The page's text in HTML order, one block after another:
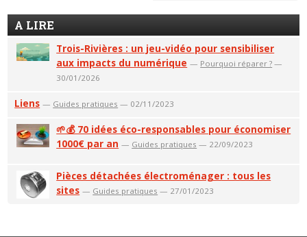
A LIRE
Trois-Rivières : un jeu-vidéo pour sensibiliser
aux impacts du numérique — Pourquoi réparer ? —
30/01/2026
Liens — Guides pratiques — 02/11/2023
🌱💰 70 idées éco-responsables pour économiser
1000€ par an — Guides pratiques — 22/09/2023
Pièces détachées électroménager : tous les
sites — Guides pratiques — 27/01/2023